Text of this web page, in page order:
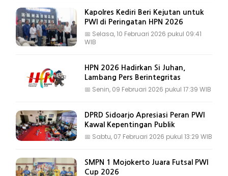
Kapolres Kediri Beri Kejutan untuk
PWI di Peringatan HPN 2026
📅 Selasa, 10 Februari 2026 pukul 09:41
WIB
HPN 2026 Hadirkan Si Juhan,
Lambang Pers Berintegritas
📅 Senin, 09 Februari 2026 pukul 17:39 WIB
DPRD Sidoarjo Apresiasi Peran PWI
Kawal Kepentingan Publik
📅 Sabtu, 07 Februari 2026 pukul 13:29 WIB
SMPN 1 Mojokerto Juara Futsal PWI
Cup 2026